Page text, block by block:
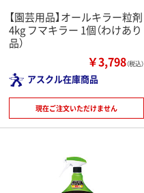
【園芸用品】オールキラー粒剤
4kg フマキラー 1個（わけあり
品）
￥3,798（税込）
アスクル在庫商品
現在ご注文いただけません